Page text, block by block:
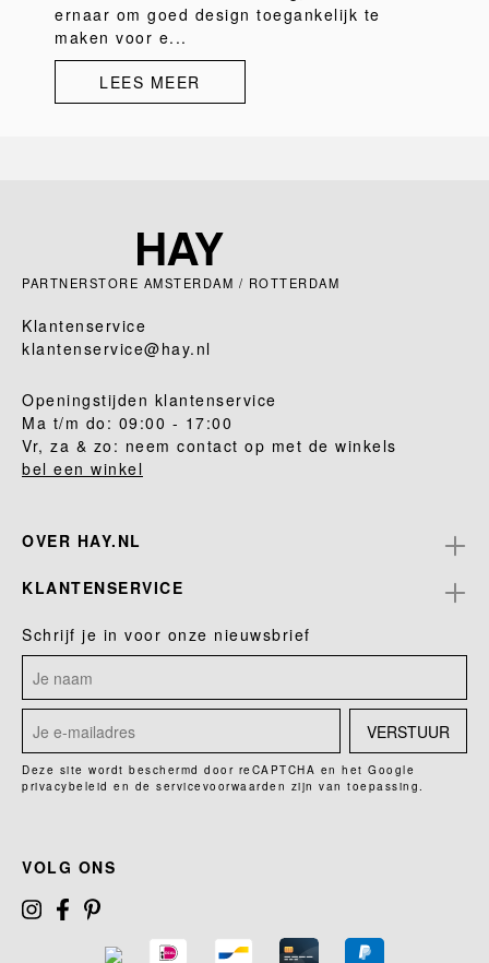
ernaar om goed design toegankelijk te
maken voor e...
LEES MEER
PARTNERSTORE AMSTERDAM / ROTTERDAM
Klantenservice
klantenservice@hay.nl
Openingstijden klantenservice
Ma t/m do: 09:00 - 17:00
Vr, za & zo: neem contact op met de winkels
bel een winkel
OVER HAY.NL
KLANTENSERVICE
Schrijf je in voor onze nieuwsbrief
VERSTUUR
Deze site wordt beschermd door reCAPTCHA en het Google
privacybeleid en de servicevoorwaarden zijn van toepassing.
VOLG ONS